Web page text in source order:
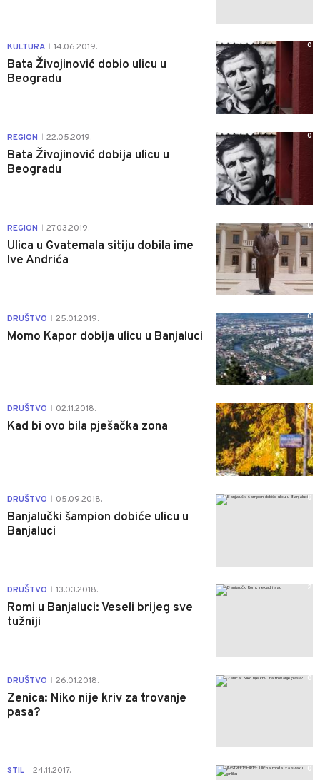
KULTURA 14.06.2019.
Bata Živojinović dobio ulicu u
Beogradu
0
REGION 22.05.2019.
Bata Živojinović dobija ulicu u
Beogradu
0
REGION 27.03.2019.
Ulica u Gvatemala sitiju dobila ime
Ive Andrića
0
DRUŠTVO 25.01.2019.
Momo Kapor dobija ulicu u Banjaluci
0
DRUŠTVO 02.11.2018.
Kad bi ovo bila pješačka zona
0
DRUŠTVO 05.09.2018.
Banjalučki šampion dobiće ulicu u
Banjaluci
0
DRUŠTVO 13.03.2018.
Romi u Banjaluci: Veseli brijeg sve
tužniji
2
DRUŠTVO 26.01.2018.
Zenica: Niko nije kriv za trovanje
pasa?
0
STIL 24.11.2017. 0